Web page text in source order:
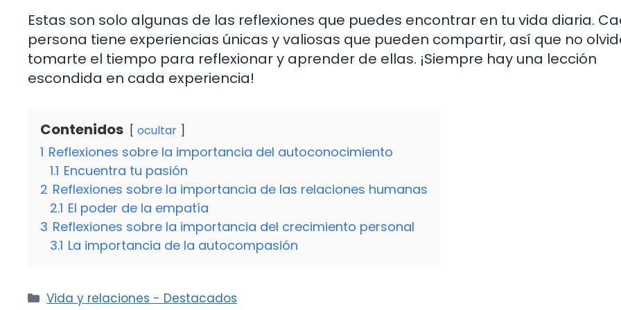
Estas son solo algunas de las reflexiones que puedes encontrar en tu vida diaria.
persona tiene experiencias únicas y valiosas que pueden compartir, así que no
tomarte el tiempo para reflexionar y aprender de ellas. ¡Siempre hay una lección
escondida en cada experiencia!
Contenidos ocultar
1 Reflexiones sobre la importancia del autoconocimiento
1.1 Encuentra tu pasión
2 Reflexiones sobre la importancia de las relaciones humanas
2.1 El poder de la empatía
3 Reflexiones sobre la importancia del crecimiento personal
3.1 La importancia de la autocompasión
Categorías
Vida y relaciones - Destacados